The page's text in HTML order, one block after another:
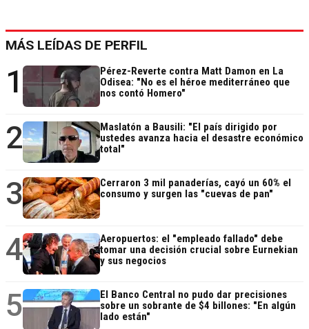
MÁS LEÍDAS DE PERFIL
1
Pérez-Reverte contra Matt Damon en La
Odisea: "No es el héroe mediterráneo que
nos contó Homero"
2
Maslatón a Bausili: "El país dirigido por
ustedes avanza hacia el desastre económico
total"
3
Cerraron 3 mil panaderías, cayó un 60% el
consumo y surgen las "cuevas de pan"
4
Aeropuertos: el "empleado fallado" debe
tomar una decisión crucial sobre Eurnekian
y sus negocios
5
El Banco Central no pudo dar precisiones
sobre un sobrante de $4 billones: "En algún
lado están"